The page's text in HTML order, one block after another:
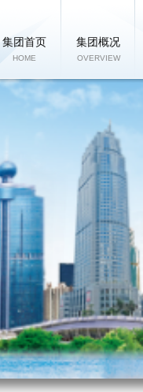
集团首页
HOME
集团概况
OVERVIEW